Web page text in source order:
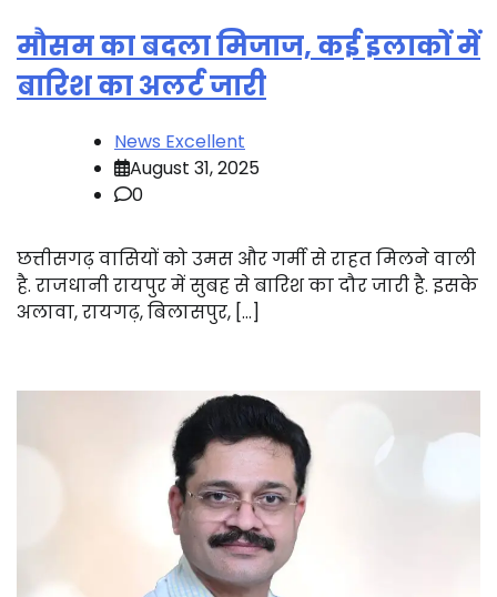
मौसम का बदला मिजाज, कई इलाकों में
बारिश का अलर्ट जारी
News Excellent
August 31, 2025
0
छत्तीसगढ़ वासियों को उमस और गर्मी से राहत मिलने वाली
है. राजधानी रायपुर में सुबह से बारिश का दौर जारी है. इसके
अलावा, रायगढ़, बिलासपुर, […]